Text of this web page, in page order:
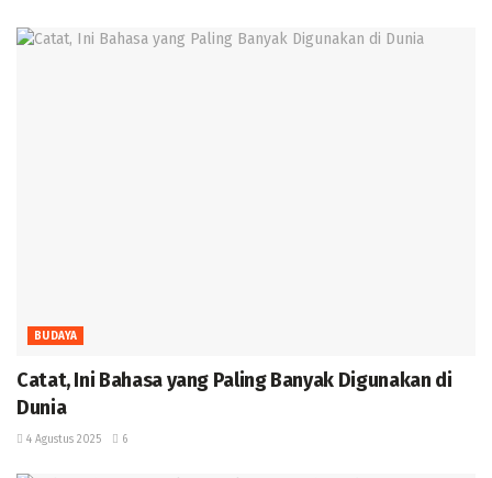
BUDAYA
‎Catat, Ini Bahasa yang Paling Banyak Digunakan di
Dunia ‎
4 Agustus 2025 6